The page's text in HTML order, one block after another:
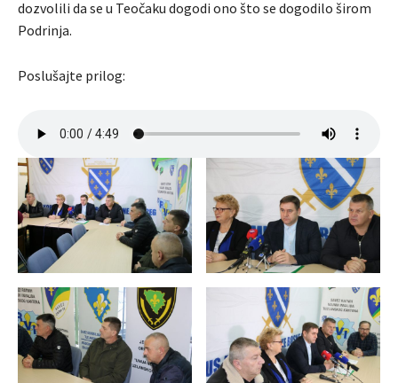
dozvolili da se u Teočaku dogodi ono što se dogodilo širom
Podrinja.
Poslušajte prilog: